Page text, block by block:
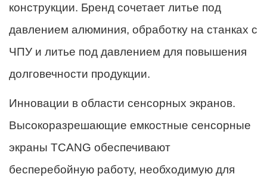
конструкции. Бренд сочетает литье под
давлением алюминия, обработку на станках с
ЧПУ и литье под давлением для повышения
долговечности продукции.
Инновации в области сенсорных экранов.
Высокоразрешающие емкостные сенсорные
экраны TCANG обеспечивают
бесперебойную работу, необходимую для